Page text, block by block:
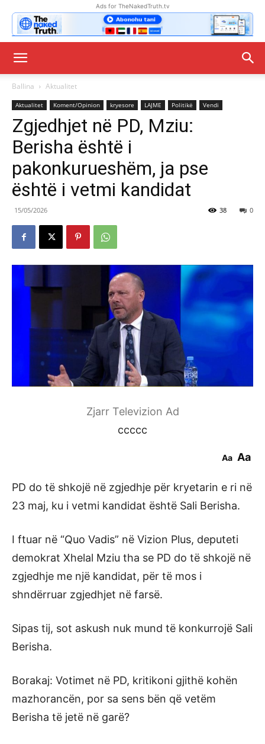
Ads for TheNakedTruth.tv
Ballina Aktualitet
Aktualitet Koment/Opinion kryesore LAJME Politikë Vendi
Zgjedhjet në PD, Mziu:
Berisha është i
pakonkurueshëm, ja pse
është i vetmi kandidat
15/05/2026 0
38
Zjarr Televizion Ad
ccccc
Aa Aa
PD do të shkojë në zgjedhje për kryetarin e ri në
23 maj, ku i vetmi kandidat është Sali Berisha.
I ftuar në “Quo Vadis” në Vizion Plus, deputeti
demokrat Xhelal Mziu tha se PD do të shkojë në
zgjedhje me një kandidat, për të mos i
shndërruar zgjedhjet në farsë.
Sipas tij, sot askush nuk mund të konkurrojë Sali
Berisha.
Borakaj: Votimet në PD, kritikoni gjithë kohën
mazhorancën, por sa sens bën që vetëm
Berisha të jetë në garë?